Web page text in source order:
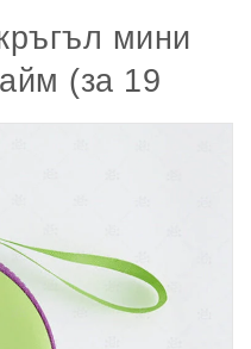
мини
(за 19